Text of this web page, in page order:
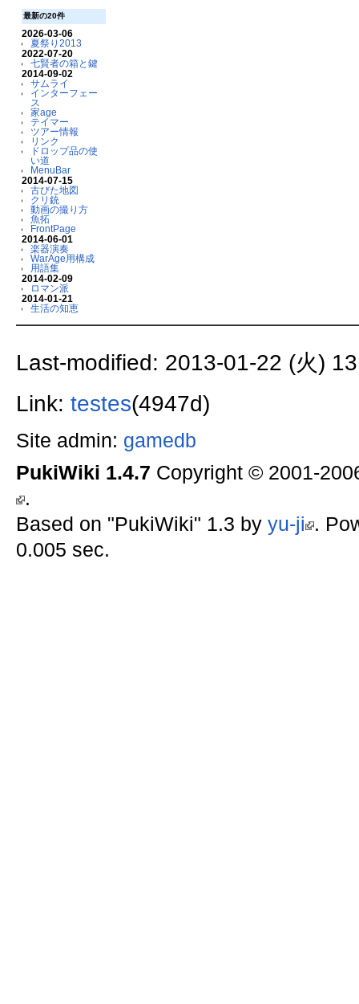
最新の20件
2026-03-06
夏祭り2013
2022-07-20
七賢者の箱と鍵
2014-09-02
サムライ
インターフェー
ス
家age
テイマー
ツアー情報
リンク
ドロップ品の使
い道
MenuBar
2014-07-15
古びた地図
クリ銃
動画の撮り方
魚拓
FrontPage
2014-06-01
楽器演奏
WarAge用構成
用語集
2014-02-09
ロマン派
2014-01-21
生活の知恵
Last-modified: 2013-01-22 (火)
Link: testes(4947d)
Site admin: gamedb
PukiWiki 1.4.7 Copyright © 2001-
.
Based on "PukiWiki" 1.3 by yu-ji .
0.005 sec.